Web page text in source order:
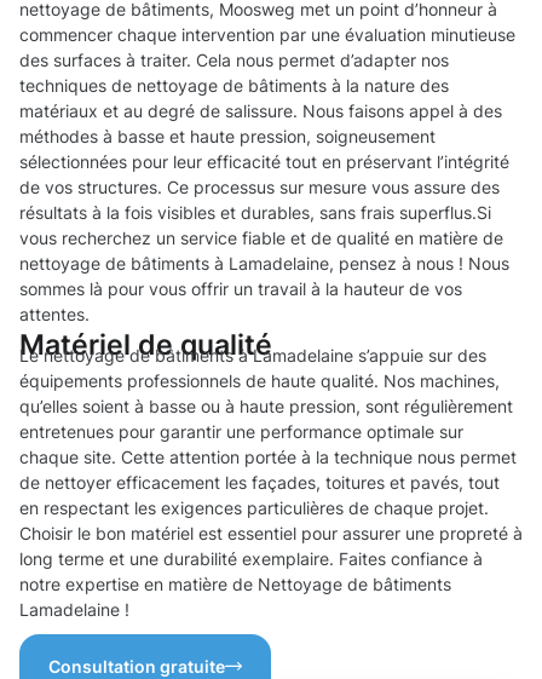
nettoyage de bâtiments, Moosweg met un point d’honneur à
commencer chaque intervention par une évaluation minutieuse
des surfaces à traiter. Cela nous permet d’adapter nos
techniques de nettoyage de bâtiments à la nature des
matériaux et au degré de salissure. Nous faisons appel à des
méthodes à basse et haute pression, soigneusement
sélectionnées pour leur efficacité tout en préservant l’intégrité
de vos structures. Ce processus sur mesure vous assure des
résultats à la fois visibles et durables, sans frais superflus.Si
vous recherchez un service fiable et de qualité en matière de
nettoyage de bâtiments à Lamadelaine, pensez à nous ! Nous
sommes là pour vous offrir un travail à la hauteur de vos
attentes.
Matériel de qualité
Le nettoyage de bâtiments à Lamadelaine s’appuie sur des
équipements professionnels de haute qualité. Nos machines,
qu’elles soient à basse ou à haute pression, sont régulièrement
entretenues pour garantir une performance optimale sur
chaque site. Cette attention portée à la technique nous permet
de nettoyer efficacement les façades, toitures et pavés, tout
en respectant les exigences particulières de chaque projet.
Choisir le bon matériel est essentiel pour assurer une propreté à
long terme et une durabilité exemplaire. Faites confiance à
notre expertise en matière de Nettoyage de bâtiments
Lamadelaine !
Consultation gratuite